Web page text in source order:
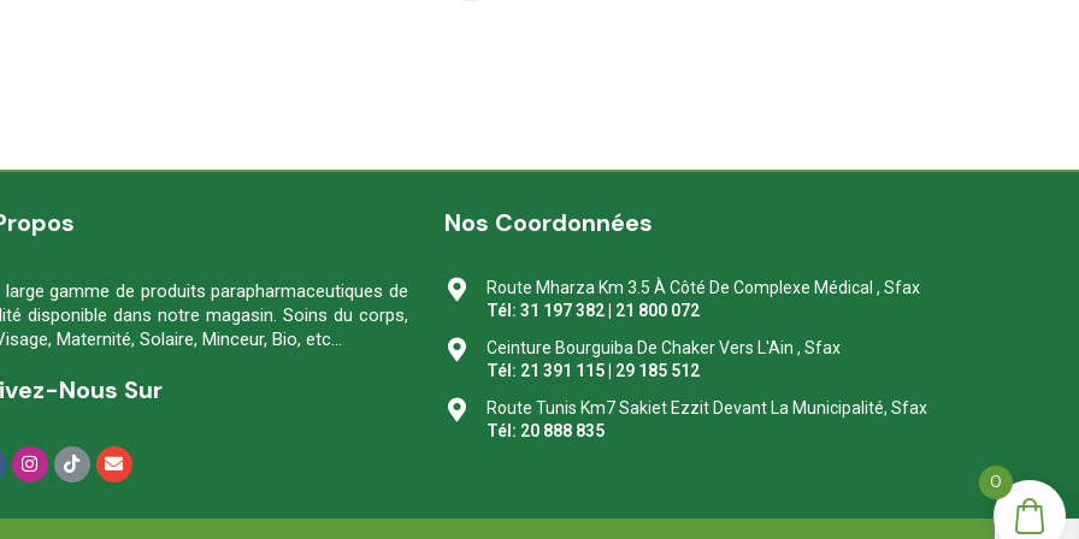
large gamme de produits parapharmaceutiques de
disponible dans notre magasin. Soins du corps,
Maternité, Solaire, Minceur, Bio, etc…
Nous Sur
Nos Coordonnées
Route Mharza Km 3.5 À Côté De Complexe Médical , Sfax
Tél: 31 197 382 | 21 800 072
Ceinture Bourguiba De Chaker Vers L'Ain , Sfax
Tél: 21 391 115 | 29 185 512
Route Tunis Km7 Sakiet Ezzit Devant La Municipalité, Sfax
Tél: 20 888 835
0